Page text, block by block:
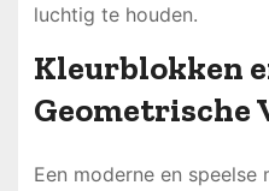
luchtig te houden.
Kleurblokken
Geometrische
Een moderne en speelse